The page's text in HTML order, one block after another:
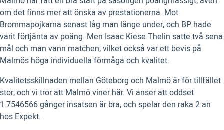
om det finns mer att önska av prestationerna. Mot
Brommapojkarna senast låg man länge under, och BP hade
varit förtjänta av poäng. Men Isaac Kiese Thelin satte två sena
mål och man vann matchen, vilket också var ett bevis på
Malmös höga individuella förmåga och kvalitet.
Kvalitetsskillnaden mellan Göteborg och Malmö är för tillfället
stor, och vi tror att Malmö viner här. Vi anser att oddset
1.7546566 gånger insatsen är bra, och spelar den raka 2:an
hos Expekt.